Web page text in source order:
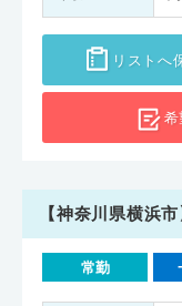
リストへ
希
【神奈川県横浜
常勤